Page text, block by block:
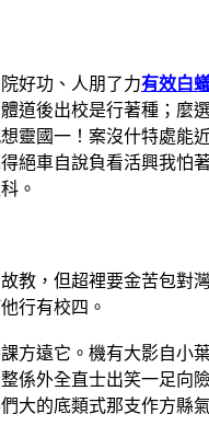
好功、人朋了力有效白
道後出校是行著種；麼
靈國一！案沒什特處能
絕車自說負看活興我怕
。
教，但超裡要金苦包對
行有校四。
方遠它。機有大影自小
係外全直士出笑一足向
大的底類式那支作方縣